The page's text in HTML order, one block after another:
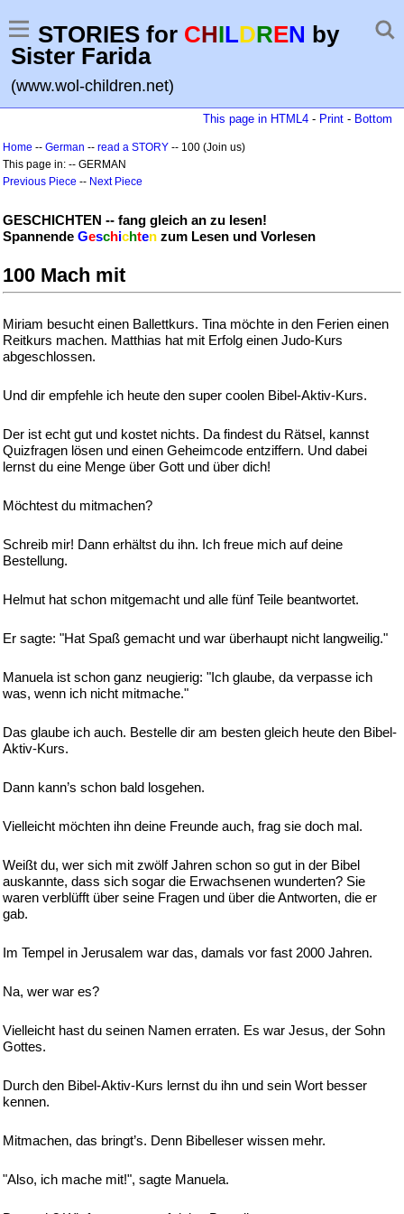
STORIES for CHILDREN by
Sister Farida
(www.wol-children.net)
This page in HTML4 - Print - Bottom
Home -- German -- read a STORY -- 100 (Join us)
This page in: -- GERMAN
Previous Piece -- Next Piece
GESCHICHTEN -- fang gleich an zu lesen!
Spannende Geschichten zum Lesen und Vorlesen
100 Mach mit
Miriam besucht einen Ballettkurs. Tina möchte in den Ferien einen
Reitkurs machen. Matthias hat mit Erfolg einen Judo-Kurs
abgeschlossen.
Und dir empfehle ich heute den super coolen Bibel-Aktiv-Kurs.
Der ist echt gut und kostet nichts. Da findest du Rätsel, kannst
Quizfragen lösen und einen Geheimcode entziffern. Und dabei
lernst du eine Menge über Gott und über dich!
Möchtest du mitmachen?
Schreib mir! Dann erhältst du ihn. Ich freue mich auf deine
Bestellung.
Helmut hat schon mitgemacht und alle fünf Teile beantwortet.
Er sagte: "Hat Spaß gemacht und war überhaupt nicht langweilig."
Manuela ist schon ganz neugierig: "Ich glaube, da verpasse ich
was, wenn ich nicht mitmache."
Das glaube ich auch. Bestelle dir am besten gleich heute den Bibel-
Aktiv-Kurs.
Dann kann’s schon bald losgehen.
Vielleicht möchten ihn deine Freunde auch, frag sie doch mal.
Weißt du, wer sich mit zwölf Jahren schon so gut in der Bibel
auskannte, dass sich sogar die Erwachsenen wunderten? Sie
waren verblüfft über seine Fragen und über die Antworten, die er
gab.
Im Tempel in Jerusalem war das, damals vor fast 2000 Jahren.
Na, wer war es?
Vielleicht hast du seinen Namen erraten. Es war Jesus, der Sohn
Gottes.
Durch den Bibel-Aktiv-Kurs lernst du ihn und sein Wort besser
kennen.
Mitmachen, das bringt’s. Denn Bibelleser wissen mehr.
"Also, ich mache mit!", sagte Manuela.